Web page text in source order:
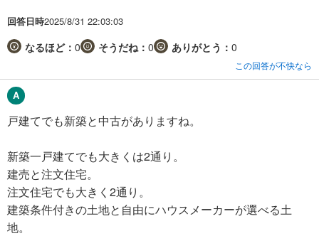
回答日時2025/8/31 22:03:03
なるほど： 0 そうだね： 0 ありがとう： 0
この回答が不快なら
戸建てでも新築と中古がありますね。
新築一戸建てでも大きくは2通り。
建売と注文住宅。
注文住宅でも大きく2通り。
建築条件付きの土地と自由にハウスメーカーが選べる土
地。